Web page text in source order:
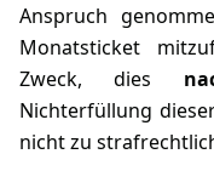
Anspruch
Monatsticket
Zweck, dies
Nichterfüllung
nicht zu